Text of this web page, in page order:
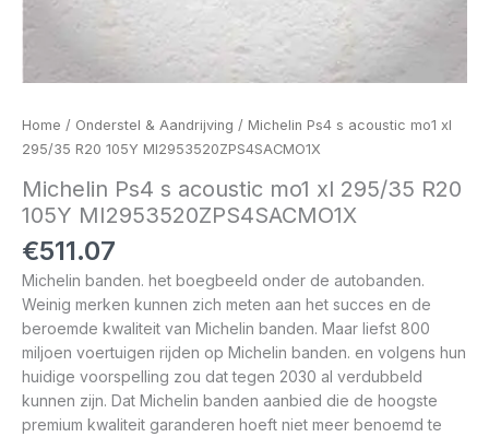
Home / Onderstel & Aandrijving / Michelin Ps4 s acoustic mo1 xl
295/35 R20 105Y MI2953520ZPS4SACMO1X
Michelin Ps4 s acoustic mo1 xl 295/35 R20
105Y MI2953520ZPS4SACMO1X
€511.07
Michelin banden. het boegbeeld onder de autobanden.
Weinig merken kunnen zich meten aan het succes en de
beroemde kwaliteit van Michelin banden. Maar liefst 800
miljoen voertuigen rijden op Michelin banden. en volgens hun
huidige voorspelling zou dat tegen 2030 al verdubbeld
kunnen zijn. Dat Michelin banden aanbied die de hoogste
premium kwaliteit garanderen hoeft niet meer benoemd te